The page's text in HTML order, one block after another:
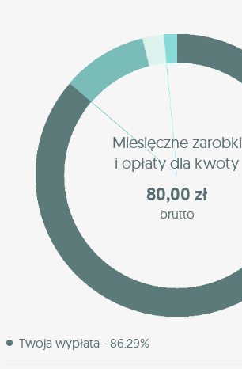
Miesięczne zarobki
i opłaty dla kwoty
80,00 zł
brutto
Twoja wypłata - 86.29%